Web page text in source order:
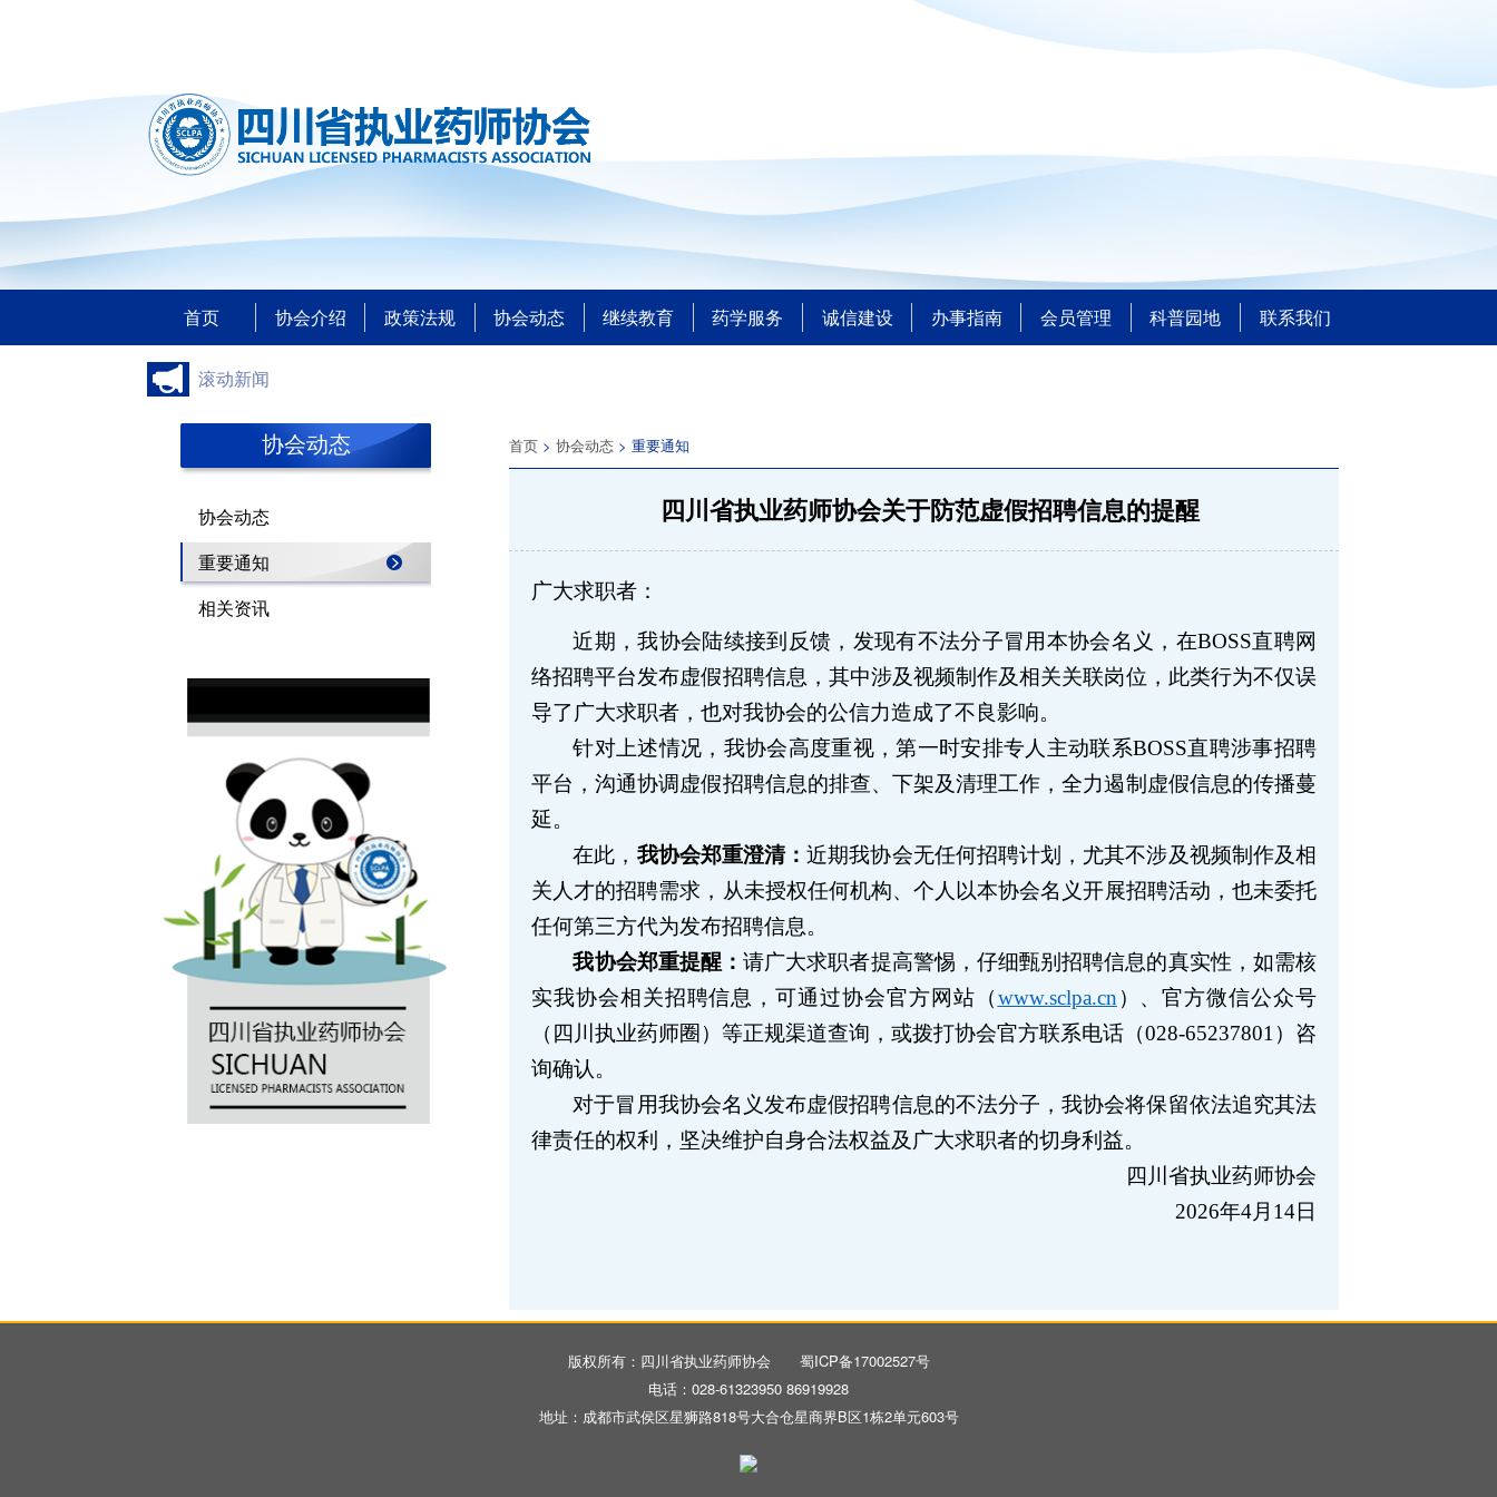
首页 协会介绍 政策法规 协会动态 继续教育 药学服务 诚信建设 办事指南 会员管理 科普园地 联系我们
滚动新闻
协会动态
协会动态
重要通知
相关资讯
首页 > 协会动态 > 重要通知
四川省执业药师协会关于防范虚假招聘信息的提醒
广大求职者：
近期，我协会陆续接到反馈，发现有不法分子冒用本协会名义，在BOSS直聘网
络招聘平台发布虚假招聘信息，其中涉及视频制作及相关关联岗位，此类行为不仅误
导了广大求职者，也对我协会的公信力造成了不良影响。
针对上述情况，我协会高度重视，第一时安排专人主动联系BOSS直聘涉事招聘
平台，沟通协调虚假招聘信息的排查、下架及清理工作，全力遏制虚假信息的传播蔓
延。
在此， 我协会郑重澄清：近期我协会无任何招聘计划，尤其不涉及视频制作及相
关人才的招聘需求，从未授权任何机构、个人以本协会名义开展招聘活动，也未委托
任何第三方代为发布招聘信息。
我协会郑重提醒：请广大求职者提高警惕，仔细甄别招聘信息的真实性，如需核
实我协会相关招聘信息，可通过协会官方网站（www.sclpa.cn ）、官方微信公众号
（四川执业药师圈）等正规渠道查询，或拨打协会官方联系电话（028-65237801 ）咨
询确认。
对于冒用我协会名义发布虚假招聘信息的不法分子，我协会将保留依法追究其法
律责任的权利，坚决维护自身合法权益及广大求职者的切身利益。
四川省执业药师协会
2026年4月 14日
版权所有：四川省执业药师协会 蜀ICP备17002527号
电话：028-61323950 86919928
地址：成都市武侯区星狮路818号大合仓星商界B区1栋2单元603号